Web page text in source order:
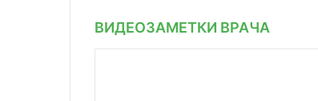
ВИДЕОЗАМЕТКИ ВРАЧА